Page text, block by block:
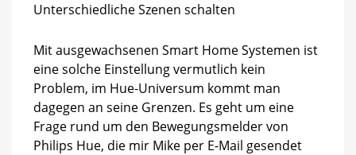
Unterschiedliche Szenen schalten
Mit ausgewachsenen Smart Home Systemen ist
eine solche Einstellung vermutlich kein
Problem, im Hue-Universum kommt man
dagegen an seine Grenzen. Es geht um eine
Frage rund um den Bewegungsmelder von
Philips Hue, die mir Mike per E-Mail gesendet